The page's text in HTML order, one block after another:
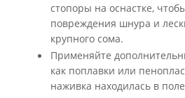
стопоры на оснастке,
повреждения шнура и
крупного сома.
Применяйте
как поплавки или
наживка находилась в